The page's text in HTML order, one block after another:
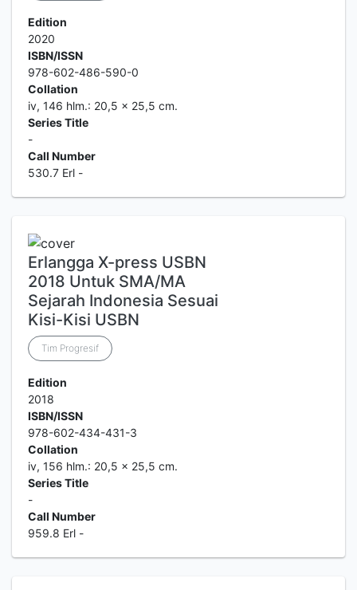
Edition
2020
ISBN/ISSN
978-602-486-590-0
Collation
iv, 146 hlm.: 20,5 x 25,5 cm.
Series Title
-
Call Number
530.7 Erl -
Erlangga X-press USBN
2018 Untuk SMA/MA
Sejarah Indonesia Sesuai
Kisi-Kisi USBN
Tim Progresif
Edition
2018
ISBN/ISSN
978-602-434-431-3
Collation
iv, 156 hlm.: 20,5 x 25,5 cm.
Series Title
-
Call Number
959.8 Erl -